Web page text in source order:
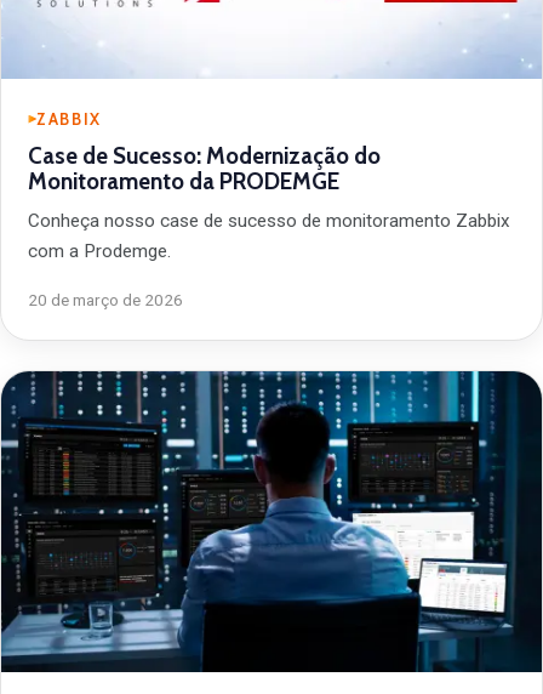
ZABBIX
Case de Sucesso: Modernização do
Monitoramento da PRODEMGE
Conheça nosso case de sucesso de monitoramento Zabbix
com a Prodemge.
20 de março de 2026